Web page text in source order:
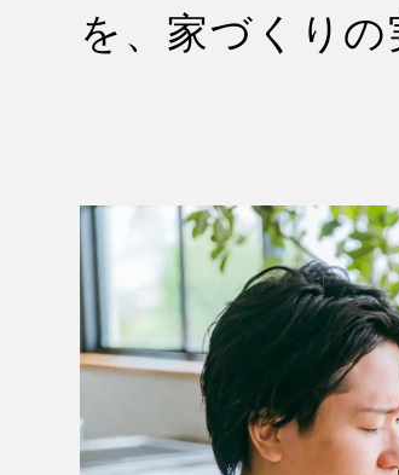
を、家づくり